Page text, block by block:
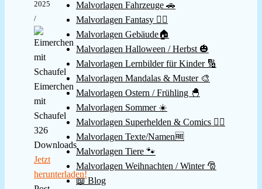
2025
/
Eimerchen
mit
Schaufel
326
Downloads
Jetzt
herunterladen!
Malvorlagen Fahrzeuge 🚗
Malvorlagen Fantasy 🧚‍♀️
Malvorlagen Gebäude🏠
Malvorlagen Halloween / Herbst 🎃
Malvorlagen Lernbilder für Kinder 🔢
Malvorlagen Mandalas & Muster 🎨
Malvorlagen Ostern / Frühling 🐣
Malvorlagen Sommer ☀️
Malvorlagen Superhelden & Comics 🦸‍♂️
Malvorlagen Texte/Namen🆓
Malvorlagen Tiere 🐾
Malvorlagen Weihnachten / Winter 🎅
📖 Blog